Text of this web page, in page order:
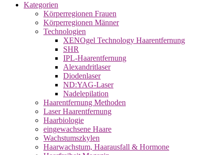
Kategorien
Körperregionen Frauen
Körperregionen Männer
Technologien
XENOgel Technology Haarentfernung
SHR
IPL-Haarentfernung
Alexandritlaser
Diodenlaser
ND:YAG-Laser
Nadelepilation
Haarentfernung Methoden
Laser Haarentfernung
Haarbiologie
eingewachsene Haare
Wachstumszkylen
Haarwachstum, Haarausfall & Hormone